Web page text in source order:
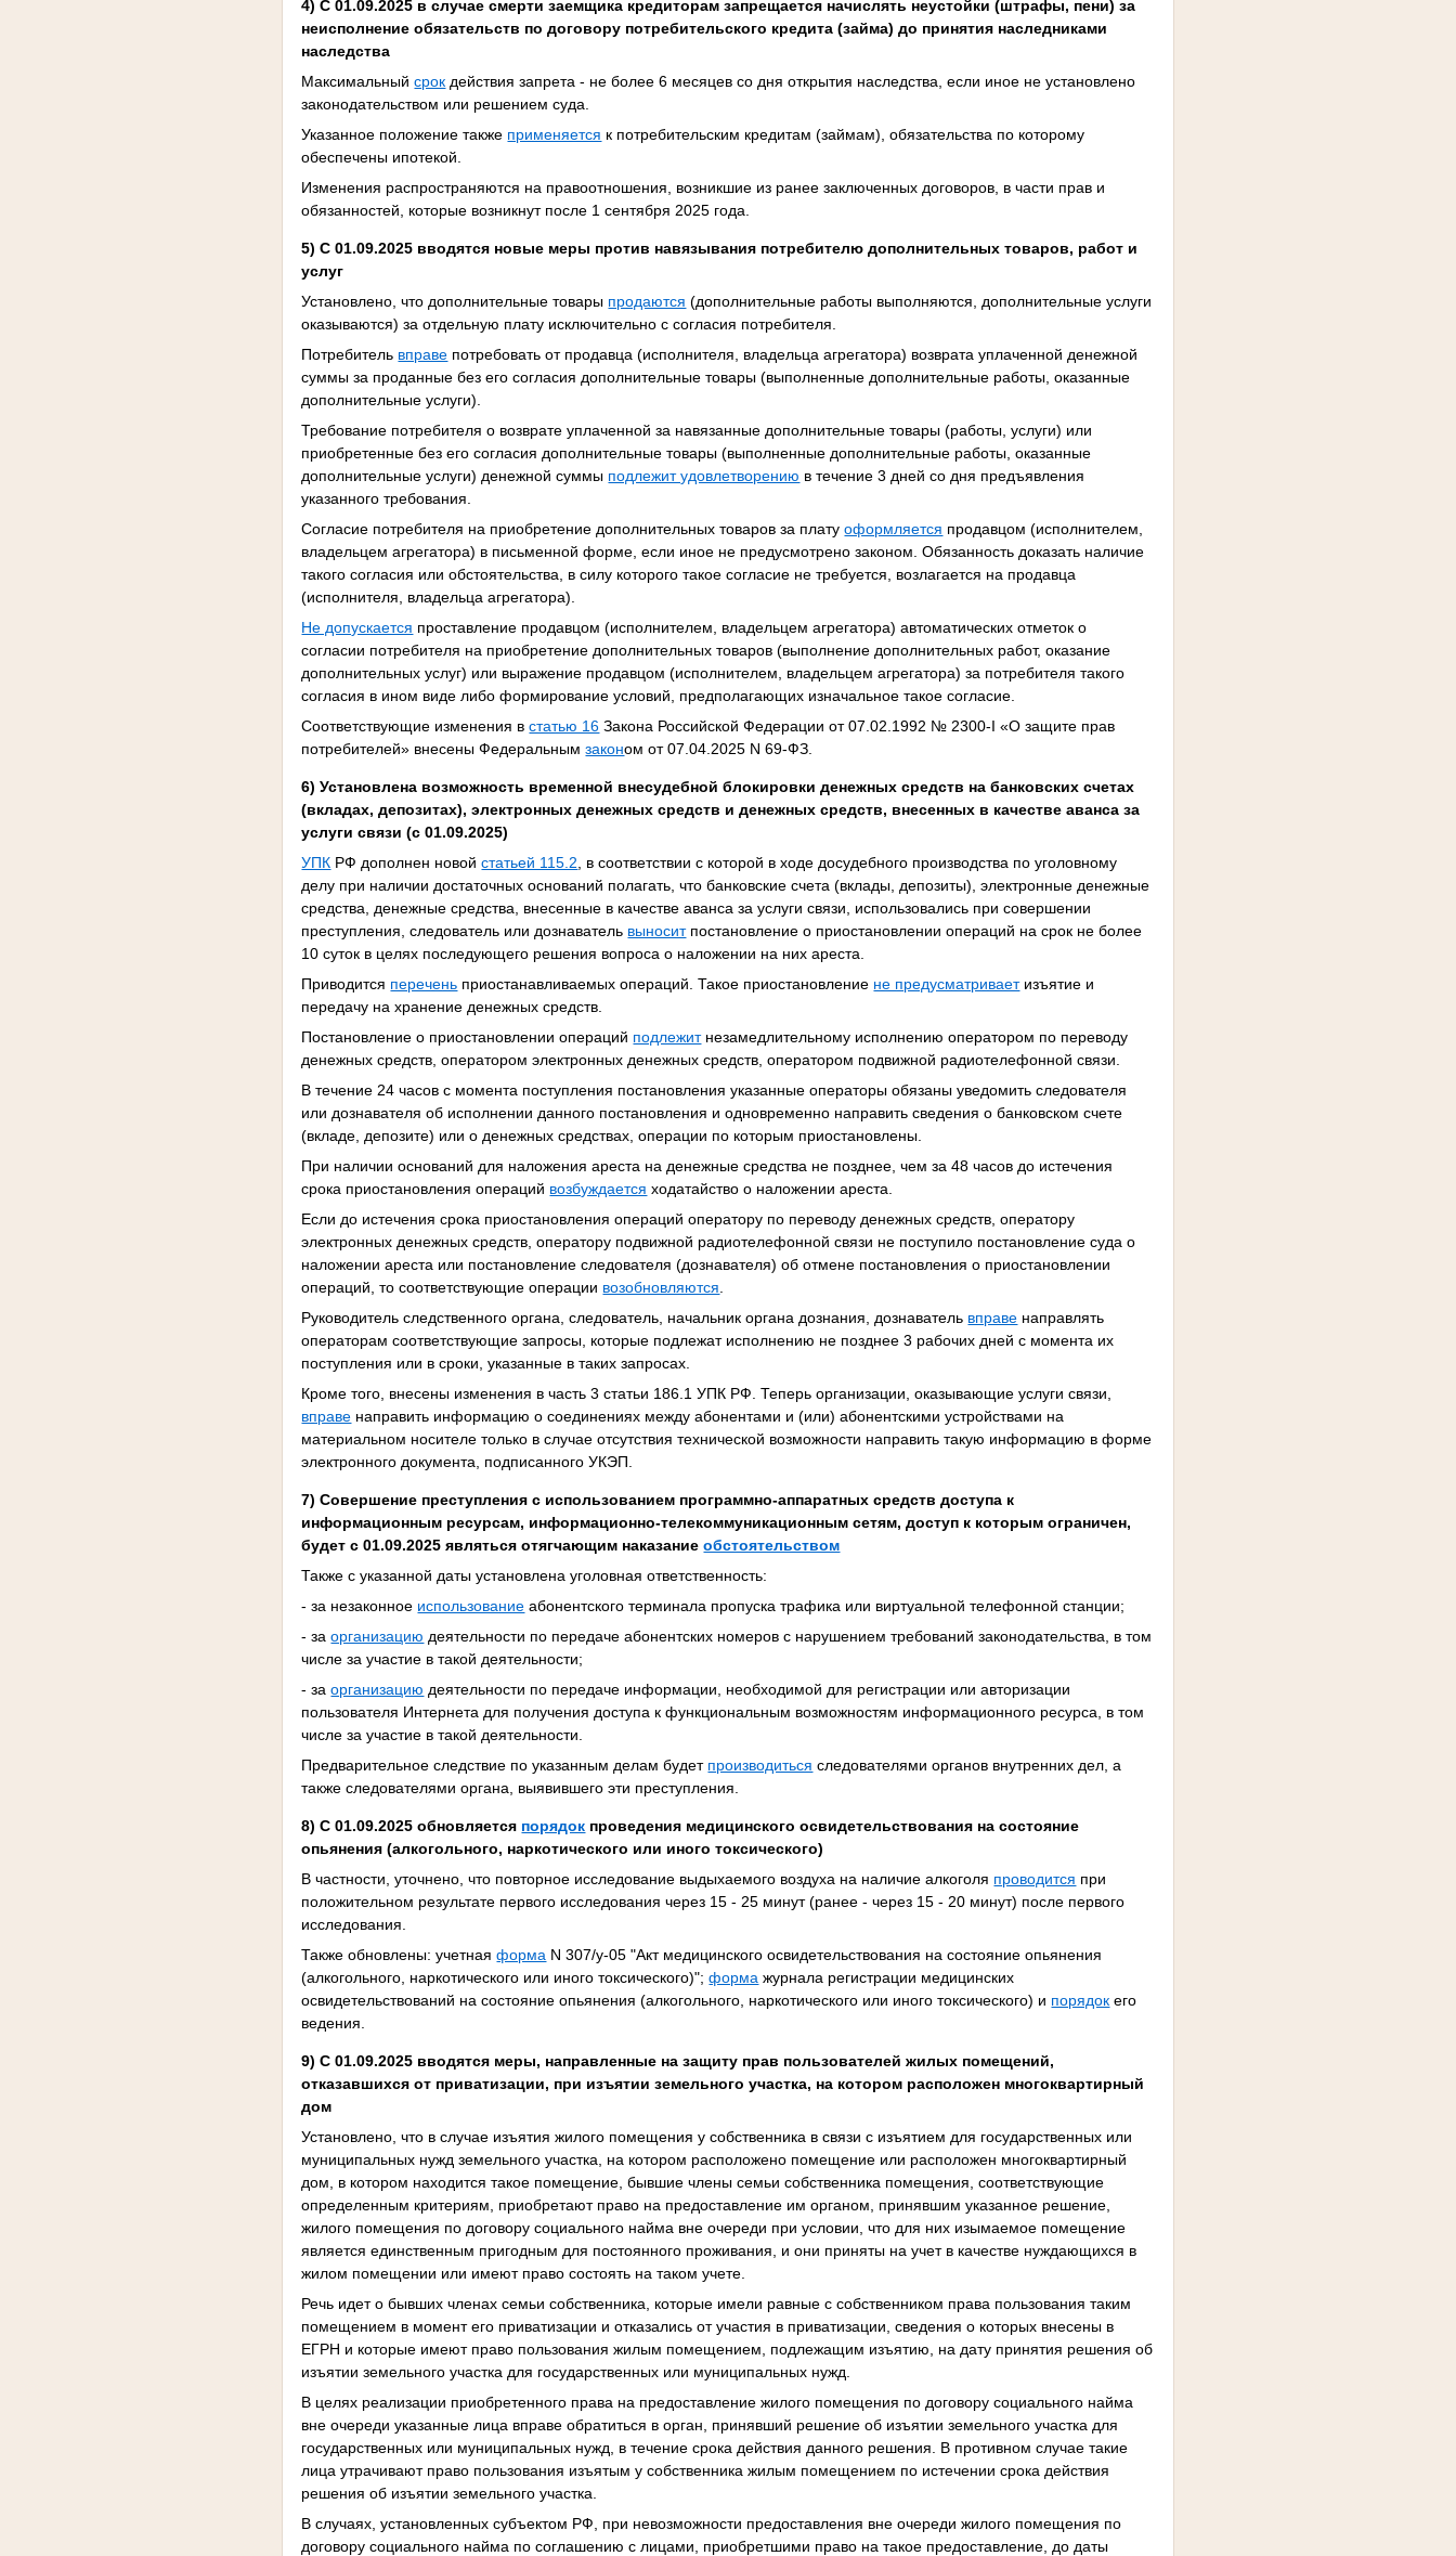
4) С 01.09.2025 в случае смерти заемщика кредиторам запрещается начислять неустойки (штрафы, пени) за
неисполнение обязательств по договору потребительского кредита (займа) до принятия наследниками
наследства
Максимальныйсрок действия запрета - не более 6 месяцев со дня открытия наследства, если иное не установлено
законодательством или решением суда.
Указанное положение также применяется к потребительским кредитам (займам), обязательства по которому
обеспечены ипотекой.
Изменения распространяются на правоотношения, возникшие из ранее заключенных договоров, в части прав и
обязанностей, которые возникнут после 1 сентября 2025 года.
5) С 01.09.2025 вводятся новые меры против навязывания потребителю дополнительных товаров, работ и
услуг
Установлено, что дополнительные товары продаются (дополнительные работы выполняются, дополнительные услуги
оказываются) за отдельную плату исключительно с согласия потребителя.
Потребитель вправе потребовать от продавца (исполнителя, владельца агрегатора) возврата уплаченной денежной
суммы за проданные без его согласия дополнительные товары (выполненные дополнительные работы, оказанные
дополнительные услуги).
Требование потребителя о возврате уплаченной за навязанные дополнительные товары (работы, услуги) или
приобретенные без его согласия дополнительные товары (выполненные дополнительные работы, оказанные
дополнительные услуги) денежной суммы подлежит удовлетворению в течение 3 дней со дня предъявления
указанного требования.
Согласие потребителя на приобретение дополнительных товаров за платуоформляется продавцом (исполнителем,
владельцем агрегатора) в письменной форме, если иное не предусмотрено законом. Обязанность доказать наличие
такого согласия или обстоятельства, в силу которого такое согласие не требуется, возлагается на продавца
(исполнителя, владельца агрегатора).
Не допускается проставление продавцом (исполнителем, владельцем агрегатора) автоматических отметок о
согласии потребителя на приобретение дополнительных товаров (выполнение дополнительных работ, оказание
дополнительных услуг) или выражение продавцом (исполнителем, владельцем агрегатора) за потребителя такого
согласия в ином виде либо формирование условий, предполагающих изначальное такое согласие.
Соответствующие изменения встатью 16 Закона Российской Федерации от 07.02.1992 № 2300-I «О защите прав
потребителей» внесены Федеральнымзаконом от 07.04.2025 N 69-ФЗ.
6) Установлена возможность временной внесудебной блокировки денежных средств на банковских счетах
(вкладах, депозитах), электронных денежных средств и денежных средств, внесенных в качестве аванса за
услуги связи (с 01.09.2025)
УПК РФ дополнен новойстатьей 115.2 , в соответствии с которой в ходе досудебного производства по уголовному
делу при наличии достаточных оснований полагать, что банковские счета (вклады, депозиты), электронные денежные
средства, денежные средства, внесенные в качестве аванса за услуги связи, использовались при совершении
преступления, следователь или дознаватель выноситпостановление о приостановлении операций на срок не более
10 суток в целях последующего решения вопроса о наложении на них ареста.
Приводится перечень приостанавливаемых операций. Такое приостановление не предусматриваетизъятие и
передачу на хранение денежных средств.
Постановление о приостановлении операций подлежитнезамедлительному исполнению оператором по переводу
денежных средств, оператором электронных денежных средств, оператором подвижной радиотелефонной связи.
В течение 24 часов с момента поступления постановления указанные операторы обязаны уведомить следователя
или дознавателя об исполнении данного постановления и одновременно направить сведения о банковском счете
(вкладе, депозите) или о денежных средствах, операции по которым приостановлены.
При наличии оснований для наложения ареста на денежные средства не позднее, чем за 48 часов до истечения
срока приостановления операций возбуждается ходатайство о наложении ареста.
Если до истечения срока приостановления операций оператору по переводу денежных средств, оператору
электронных денежных средств, оператору подвижной радиотелефонной связи не поступило постановление суда о
наложении ареста или постановление следователя (дознавателя) об отмене постановления о приостановлении
операций, то соответствующие операции возобновляются
Руководитель следственного органа, следователь, начальник органа дознания, дознаватель вправе направлять
операторам соответствующие запросы, которые подлежат исполнению не позднее 3 рабочих дней с момента их
поступления или в сроки, указанные в таких запросах.
Кроме того, внесены изменения в часть 3 статьи 186.1 УПК РФ. Теперь организации, оказывающие услуги связи,
вправе направить информацию о соединениях между абонентами и (или) абонентскими устройствами на
материальном носителе только в случае отсутствия технической возможности направить такую информацию в форме
электронного документа, подписанного УКЭП.
7) Совершение преступления с использованием программно-аппаратных средств доступа к
информационным ресурсам, информационно-телекоммуникационным сетям, доступ к которым ограничен,
будет с 01.09.2025 являться отягчающим наказаниеобстоятельством
Также с указанной даты установлена уголовная ответственность:
- за незаконное использование абонентского терминала пропуска трафика или виртуальной телефонной станции;
- заорганизацию деятельности по передаче абонентских номеров с нарушением требований законодательства, в том
числе за участие в такой деятельности;
- заорганизацию деятельности по передаче информации, необходимой для регистрации или авторизации
пользователя Интернета для получения доступа к функциональным возможностям информационного ресурса, в том
числе за участие в такой деятельности.
Предварительное следствие по указанным делам будет производиться следователями органов внутренних дел, а
также следователями органа, выявившего эти преступления.
8) С 01.09.2025 обновляется порядок проведения медицинского освидетельствования на состояние
опьянения (алкогольного, наркотического или иного токсического)
В частности, уточнено, что повторное исследование выдыхаемого воздуха на наличие алкоголя проводится при
положительном результате первого исследования через 15 - 25 минут (ранее - через 15 - 20 минут) после первого
исследования.
Также обновлены: учетнаяформа N 307/у-05 "Акт медицинского освидетельствования на состояние опьянения
(алкогольного, наркотического или иного токсического)";форма журнала регистрации медицинских
освидетельствований на состояние опьянения (алкогольного, наркотического или иного токсического) и порядок его
ведения.
9) С 01.09.2025 вводятся меры, направленные на защиту прав пользователей жилых помещений,
отказавшихся от приватизации, при изъятии земельного участка, на котором расположен многоквартирный
дом
Установлено, что в случае изъятия жилого помещения у собственника в связи с изъятием для государственных или
муниципальных нужд земельного участка, на котором расположено помещение или расположен многоквартирный
дом, в котором находится такое помещение, бывшие члены семьи собственника помещения, соответствующие
определенным критериям, приобретают право на предоставление им органом, принявшим указанное решение,
жилого помещения по договору социального найма вне очереди при условии, что для них изымаемое помещение
является единственным пригодным для постоянного проживания, и они приняты на учет в качестве нуждающихся в
жилом помещении или имеют право состоять на таком учете.
Речь идет о бывших членах семьи собственника, которые имели равные с собственником права пользования таким
помещением в момент его приватизации и отказались от участия в приватизации, сведения о которых внесены в
ЕГРН и которые имеют право пользования жилым помещением, подлежащим изъятию, на дату принятия решения об
изъятии земельного участка для государственных или муниципальных нужд.
В целях реализации приобретенного права на предоставление жилого помещения по договору социального найма
вне очереди указанные лица вправе обратиться в орган, принявший решение об изъятии земельного участка для
государственных или муниципальных нужд, в течение срока действия данного решения. В противном случае такие
лица утрачивают право пользования изъятым у собственника жилым помещением по истечении срока действия
решения об изъятии земельного участка.
В случаях, установленных субъектом РФ, при невозможности предоставления вне очереди жилого помещения по
договору социального найма по соглашению с лицами, приобретшими право на такое предоставление, до даты